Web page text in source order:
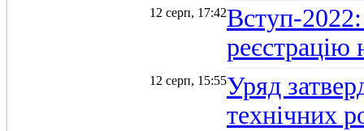
12 серп, 17:42Вступ-
12 серп, 15:55Уряд
технічних